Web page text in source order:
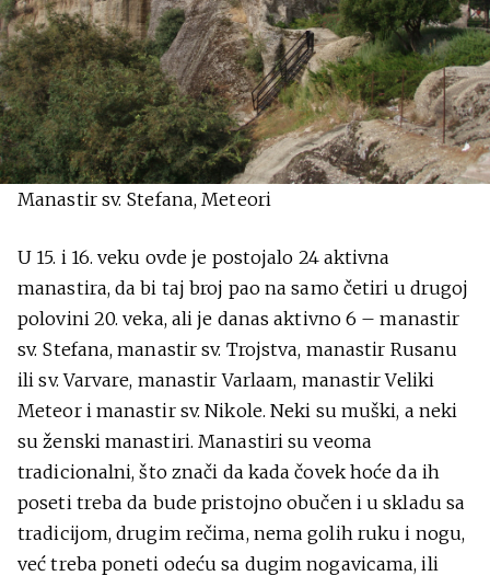
Manastir sv. Stefana, Meteori
U 15. i 16. veku ovde je postojalo 24 aktivna
manastira, da bi taj broj pao na samo četiri u drugoj
polovini 20. veka, ali je danas aktivno 6 – manastir
sv. Stefana, manastir sv. Trojstva, manastir Rusanu
ili sv. Varvare, manastir Varlaam, manastir Veliki
Meteor i manastir sv. Nikole. Neki su muški, a neki
su ženski manastiri. Manastiri su veoma
tradicionalni, što znači da kada čovek hoće da ih
poseti treba da bude pristojno obučen i u skladu sa
tradicijom, drugim rečima, nema golih ruku i nogu,
već treba poneti odeću sa dugim nogavicama, ili